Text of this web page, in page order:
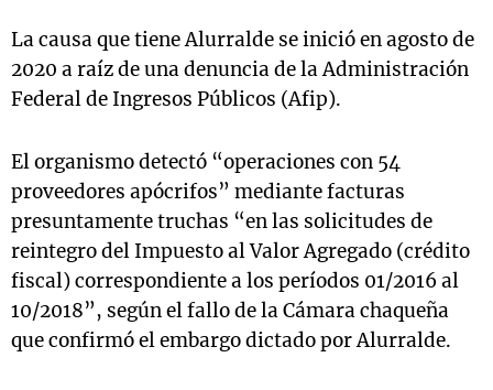
La causa que tiene Alurralde se inició en agosto de
2020 a raíz de una denuncia de la Administración
Federal de Ingresos Públicos (Afip).
El organismo detectó “operaciones con 54
proveedores apócrifos” mediante facturas
presuntamente truchas “en las solicitudes de
reintegro del Impuesto al Valor Agregado (crédito
fiscal) correspondiente a los períodos 01/2016 al
10/2018”, según el fallo de la Cámara chaqueña
que confirmó el embargo dictado por Alurralde.